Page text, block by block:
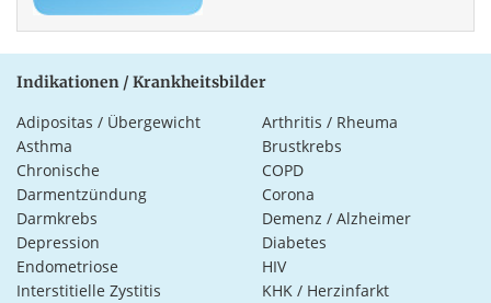
Indikationen / Krankheitsbilder
Adipositas / Übergewicht
Arthritis / Rheuma
Asthma
Brustkrebs
Chronische
Darmentzündung
COPD
Corona
Darmkrebs
Demenz / Alzheimer
Depression
Diabetes
Endometriose
HIV
Interstitielle Zystitis
KHK / Herzinfarkt